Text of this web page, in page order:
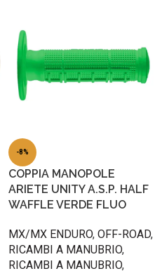
-8%
COPPIA MANOPOLE
ARIETE UNITY A.S.P. HALF
WAFFLE VERDE FLUO
MX/MX ENDURO, OFF-ROAD,
RICAMBI A MANUBRIO,
RICAMBI A MANUBRIO,